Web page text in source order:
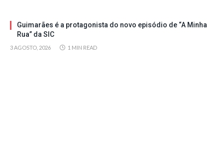
Guimarães é a protagonista do novo episódio de “A Minha
Rua” da SIC
3 AGOSTO, 2026 1 MIN READ